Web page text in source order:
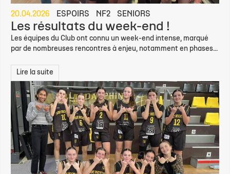
20.04.2026 ESPOIRS NF2 SENIORS
Les résultats du week-end !
Les équipes du Club ont connu un week-end intense, marqué
par de nombreuses rencontres à enjeu, notamment en phases...
Lire la suite